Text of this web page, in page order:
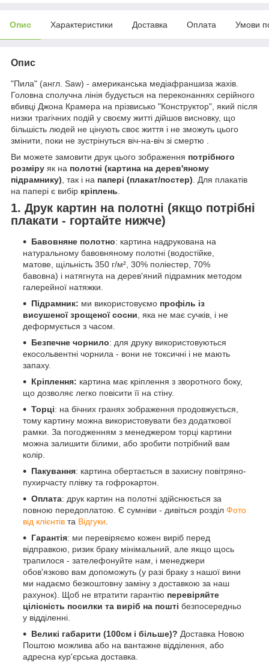
Опис Характеристики Доставка Оплата Умови
Опис
"Пила" (англ. Saw) - американська медіафраншиза жахів.
Головна сполучна лінія будується на переконаннях серійного
вбивці Джона Крамера на прізвисько "Конструктор", який після
низки трагічних подій у своєму житті дійшов висновку, що
більшість людей не цінують своє життя і не зможуть цього
змінити, поки не зустрінуться віч-на-віч зі смертю .
Ви можете замовити друк цього зображення потрібного
розміру як на полотні (картина на дерев'яному
підрамнику) , так і на папері (плакат/постер) . Для плакатів
на папері є вибір кріплень
1. Друк картин на полотні (якщо потрібні
плакати - гортайте нижче)
Бавовняне полотно: картина надрукована на
натуральному бавовняному полотні (водостійке,
матове, щільність 350 г/м², 30% поліестер, 70%
бавовна) і натягнута на дерев'яний підрамник методом
галерейної натяжки.
Підрамник: ми використовуємо профіль із
висушеної зрощеної сосни, яка не має сучків, і не
деформується з часом.
Безпечне чорнило: для друку використовуються
екосольвентні чорнила - вони не токсичні і не мають
запаху.
Кріплення: картина має кріплення з зворотного боку,
що дозволяє легко повісити її на стіну.
Торці: на бічних гранях зображення продовжується,
тому картину можна використовувати без додаткової
рамки. За погодженням з менеджером торці картини
можна залишити білими, або зробити потрібний вам
колір.
Пакування: картина обертається в захисну повітряно-
пухирчасту плівку та гофрокартон.
Оплата: друк картин на полотні здійснюється за
повною передоплатою. Є сумніви - дивіться розділ Фото
від клієнтів та Відгуки.
Гарантія: ми перевіряємо кожен виріб перед
відправкою, ризик браку мінімальний, але якщо щось
трапилося - зателефонуйте нам, і менеджери
обов'язково вам допоможуть (у разі браку з нашої вини
ми надаємо безкоштовну заміну з доставкою за наш
рахунок). Щоб не втратити гарантію перевіряйте
цілісність посилки та виріб на пошті безпосередньо
у відділенні.
Великі габарити (100см і більше)? Доставка Новою
Поштою можлива або на вантажне відділення, або
адресна кур'єрська доставка.